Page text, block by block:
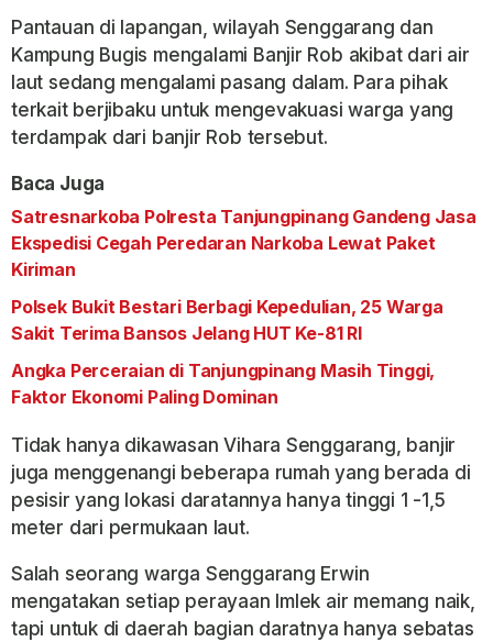
Pantauan di lapangan, wilayah Senggarang dan
Kampung Bugis mengalami Banjir Rob akibat dari air
laut sedang mengalami pasang dalam. Para pihak
terkait berjibaku untuk mengevakuasi warga yang
terdampak dari banjir Rob tersebut.
Baca Juga
Satresnarkoba Polresta Tanjungpinang Gandeng Jasa
Ekspedisi Cegah Peredaran Narkoba Lewat Paket
Kiriman
Polsek Bukit Bestari Berbagi Kepedulian, 25 Warga
Sakit Terima Bansos Jelang HUT Ke-81 RI
Angka Perceraian di Tanjungpinang Masih Tinggi,
Faktor Ekonomi Paling Dominan
Tidak hanya dikawasan Vihara Senggarang, banjir
juga menggenangi beberapa rumah yang berada di
pesisir yang lokasi daratannya hanya tinggi 1 -1,5
meter dari permukaan laut.
Salah seorang warga Senggarang Erwin
mengatakan setiap perayaan Imlek air memang naik,
tapi untuk di daerah bagian daratnya hanya sebatas